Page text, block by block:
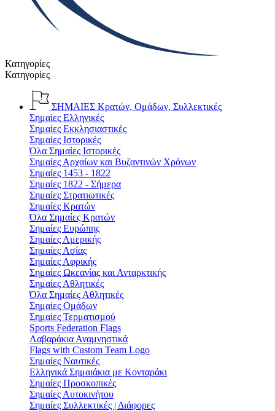
Κατηγορίες
Κατηγορίες
ΣΗΜΑΙΕΣ Κρατών, Ομάδων, Συλλεκτικές
Σημαίες Ελληνικές
Σημαίες Εκκλησιαστικές
Σημαίες Ιστορικές
Όλα Σημαίες Ιστορικές
Σημαίες Αρχαίων και Βυζαντινών Χρόνων
Σημαίες 1453 - 1822
Σημαίες 1822 - Σήμερα
Σημαίες Στρατιωτικές
Σημαίες Κρατών
Όλα Σημαίες Κρατών
Σημαίες Ευρώπης
Σημαίες Αμερικής
Σημαίες Ασίας
Σημαίες Αφρικής
Σημαίες Ωκεανίας και Ανταρκτικής
Σημαίες Αθλητικές
Όλα Σημαίες Αθλητικές
Σημαίες Ομάδων
Σημαίες Τερματισμού
Sports Federation Flags
Λαβαράκια Αναμνηστικά
Flags with Custom Team Logo
Σημαίες Ναυτικές
Ελληνικά Σημαιάκια με Κονταράκι
Σημαίες Προσκοπικές
Σημαίες Αυτοκινήτου
Σημαίες Συλλεκτικές | Διάφορες